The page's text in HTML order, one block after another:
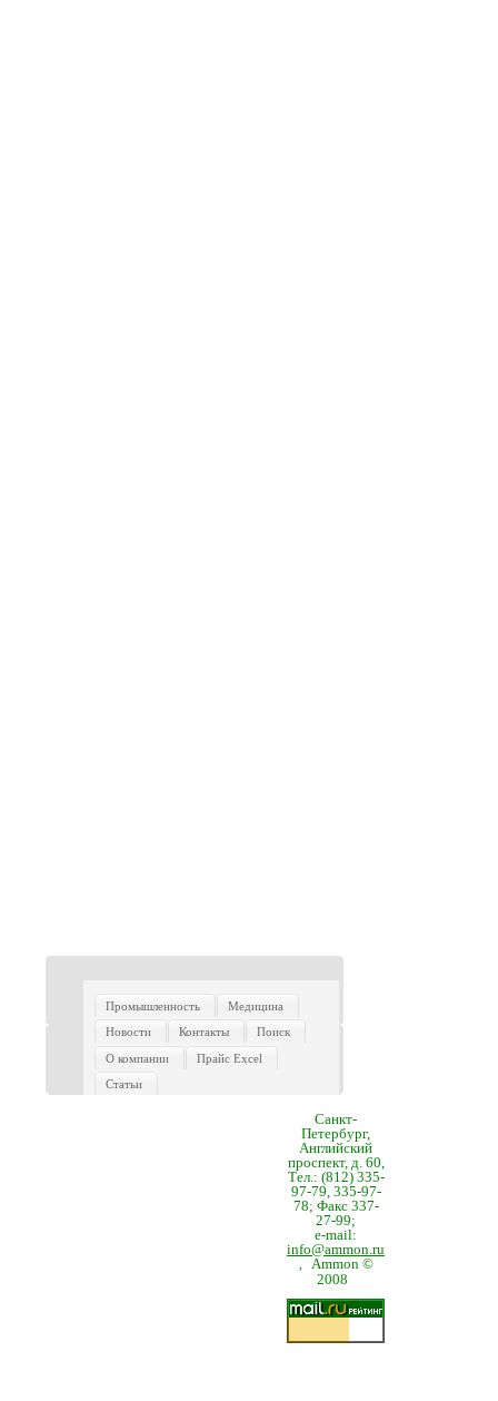
Промышленность
Медицина
Новости
Контакты
Поиск
О компании
Прайс Excel
Статьи
Санкт-
Петербург,
Английский
проспект, д. 60,
Тел.: (812) 335-
97-79, 335-97-
78; Факс 337-
27-99;
e-mail:
info@ammon.ru
Ammon ©
2008